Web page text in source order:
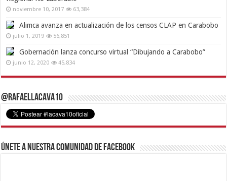
noviembre 10, 2017 63,384
Alimca avanza en actualización de los censos CLAP en Carabobo
julio 1, 2019 56,851
Gobernación lanza concurso virtual “Dibujando a Carabobo”
junio 12, 2020 45,834
@RafaelLacava10
Únete a nuestra comunidad de Facebook